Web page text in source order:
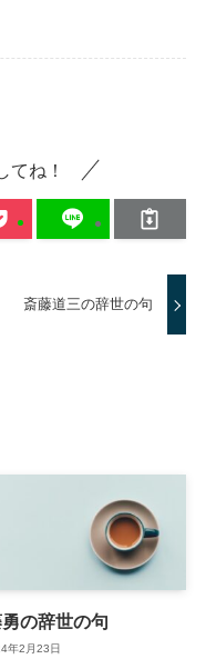
てね！
斎藤道三の辞世の句
の辞世の句
年2月23日